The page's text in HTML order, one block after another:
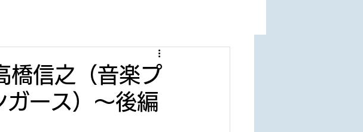
信之（音楽プ
ガース）～後編